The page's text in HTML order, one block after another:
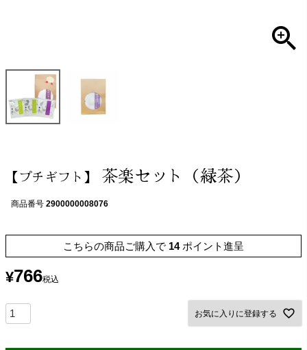
【プチギフト】 茶楽セット（緑茶）
商品番号 2900000008076
こちらの商品ご購入で 14 ポイント進呈
¥766税込
お気に入りに登録する